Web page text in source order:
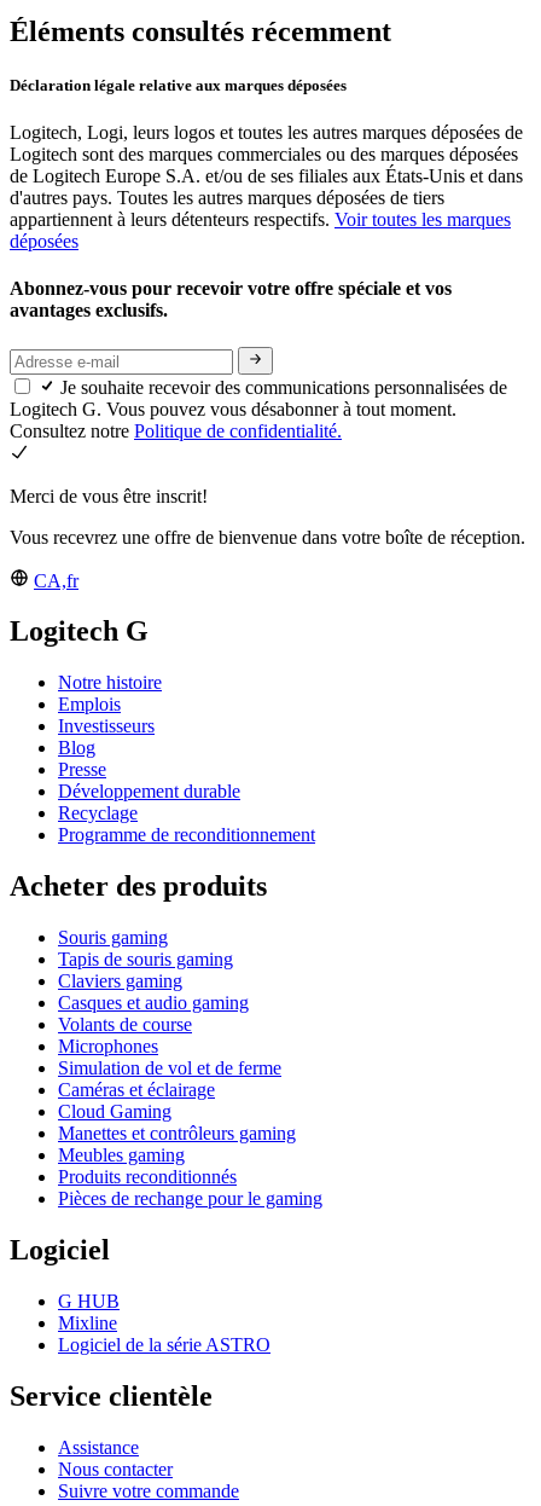
Éléments consultés récemment
Déclaration légale relative aux marques déposées
Logitech, Logi, leurs logos et toutes les autres marques déposées de
Logitech sont des marques commerciales ou des marques déposées
de Logitech Europe S.A. et/ou de ses filiales aux États-Unis et dans
d'autres pays. Toutes les autres marques déposées de tiers
appartiennent à leurs détenteurs respectifs. Voir toutes les marques
déposées
Abonnez-vous pour recevoir votre offre spéciale et vos
avantages exclusifs.
Je souhaite recevoir des communications personnalisées de
Logitech G. Vous pouvez vous désabonner à tout moment.
Consultez notre Politique de confidentialité.
Merci de vous être inscrit!
Vous recevrez une offre de bienvenue dans votre boîte de réception.
CA,fr
Logitech G
Notre histoire
Emplois
Investisseurs
Blog
Presse
Développement durable
Recyclage
Programme de reconditionnement
Acheter des produits
Souris gaming
Tapis de souris gaming
Claviers gaming
Casques et audio gaming
Volants de course
Microphones
Simulation de vol et de ferme
Caméras et éclairage
Cloud Gaming
Manettes et contrôleurs gaming
Meubles gaming
Produits reconditionnés
Pièces de rechange pour le gaming
Logiciel
G HUB
Mixline
Logiciel de la série ASTRO
Service clientèle
Assistance
Nous contacter
Suivre votre commande